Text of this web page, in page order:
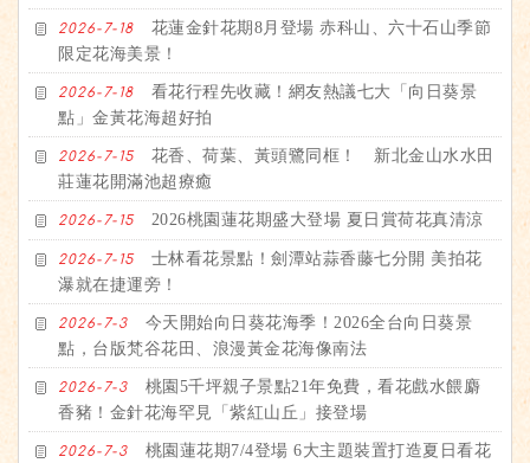
2026-7-18
花蓮金針花期8月登場 赤科山、六十石山季節
限定花海美景！
2026-7-18
看花行程先收藏！網友熱議七大「向日葵景
點」金黃花海超好拍
2026-7-15
花香、荷葉、黃頭鷺同框！ 新北金山水水田
莊蓮花開滿池超療癒
2026-7-15 2026桃園蓮花期盛大登場 夏日賞荷花真清涼
2026-7-15
士林看花景點！劍潭站蒜香藤七分開 美拍花
瀑就在捷運旁！
2026-7-3
今天開始向日葵花海季！2026全台向日葵景
點，台版梵谷花田、浪漫黃金花海像南法
2026-7-3
桃園5千坪親子景點21年免費，看花戲水餵麝
香豬！金針花海罕見「紫紅山丘」接登場
2026-7-3
桃園蓮花期7/4登場 6大主題裝置打造夏日看花